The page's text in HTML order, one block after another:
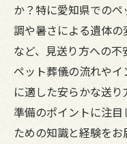
か？特に愛知県での
調や暑さによる遺体
など、見送り方への不
ペット葬儀の流れや
に適した安らかな送
準備のポイントに注
ための知識と経験を